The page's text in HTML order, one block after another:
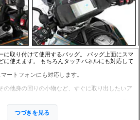
に取り付けて使用するバッグ。 バッグ上面にスマ
に使えます。 もちろんタッチパネルにも対応して
ートフォンにも対応します。
の他身の回りの小物など、すぐに取り出したいア
ん。) また、容易に取り外しができ、肩掛けバック
防止ホールがあり、電源ケーブルなどの引き込み
つづきを見る